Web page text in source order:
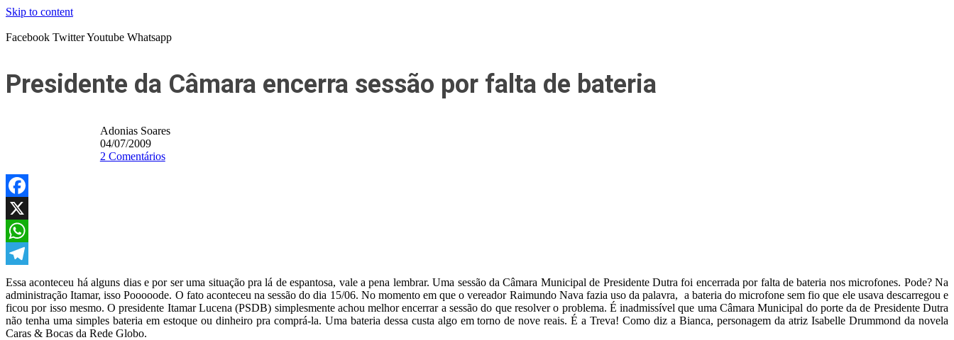
Skip to content
Facebook TwitterYoutube Whatsapp
Presidente da Câmara encerra sessão por falta de bateria
Adonias Soares
04/07/2009
2 Comentários
Facebook
X
WhatsApp
Telegram
Essa aconteceu há alguns dias e por ser uma situação pra lá de espantosa, vale a pena lembrar. Uma sessão da Câmara Municipal de Presidente Dutra foi encerrada por falta de bateria nos microfones. Pode? Na
administração Itamar, isso Pooooode. O fato aconteceu na sessão do dia 15/06. No momento em que o vereador Raimundo Nava fazia uso da palavra, a bateria do microfone sem fio que ele usava descarregou e
ficou por isso mesmo. O presidente Itamar Lucena (PSDB) simplesmente achou melhor encerrar a sessão do que resolver o problema. É inadmissível que uma Câmara Municipal do porte da de Presidente Dutra
não tenha uma simples bateria em estoque ou dinheiro pra comprá-la. Uma bateria dessa custa algo em torno de nove reais. É a Treva! Como diz a Bianca, personagem da atriz Isabelle Drummond da novela
Caras & Bocas da Rede Globo.